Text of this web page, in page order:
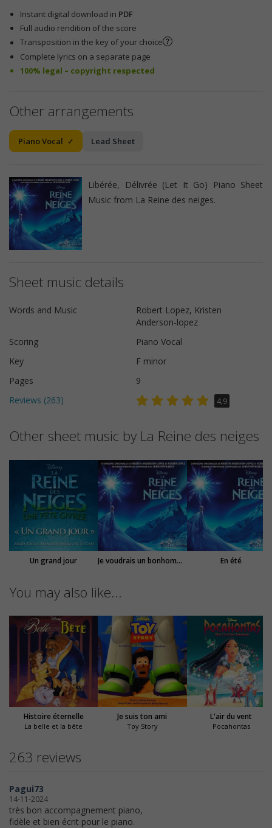
Instant digital download in PDF
Full audio rendition of the score
Transposition in the key of your choice
Complete lyrics on a separate page
100% legal – copyright respected
Other arrangements
Piano Vocal Lead Sheet
Libérée, Délivrée (Let It Go) Piano Sheet
Music from La Reine des neiges.
Sheet music details
Words and Music
Robert Lopez, Kristen
Anderson-lopez
Scoring
Piano Vocal
Key
F minor
Pages
9
Reviews (263) 4,9
Other sheet music by La Reine des neiges
Un grand jour Je voudrais un bonhomme de neige En été
You may also like...
Histoire éternelle
La belle et la bête
Je suis ton ami
Toy Story
L'air du vent
Pocahontas
263 reviews
Pagui73
14-11-2024
très bon accompagnement piano,
fidèle et bien écrit pour le piano.